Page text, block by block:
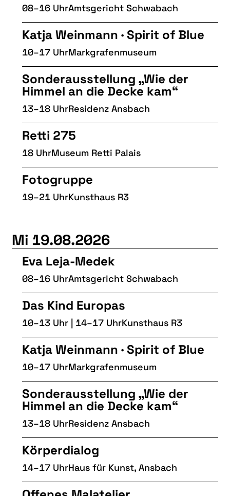
08–16 UhrAmtsgericht Schwabach
Katja Weinmann · Spirit of Blue
10–17 UhrMarkgrafenmuseum
Sonderausstellung „Wie der
Himmel an die Decke kam“
13–18 UhrResidenz Ansbach
Retti 275
18 UhrMuseum Retti Palais
Fotogruppe
19–21 UhrKunsthaus R3
Mi 19.08.2026
Eva Leja-Medek
08–16 UhrAmtsgericht Schwabach
Das Kind Europas
10–13 Uhr | 14–17 UhrKunsthaus R3
Katja Weinmann · Spirit of Blue
10–17 UhrMarkgrafenmuseum
Sonderausstellung „Wie der
Himmel an die Decke kam“
13–18 UhrResidenz Ansbach
Körperdialog
14–17 UhrHaus für Kunst, Ansbach